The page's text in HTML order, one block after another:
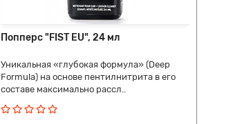
Попперс "FIST EU", 24 мл
Уникальная «глубокая формула» (Deep
Formula) на основе пентилнитрита в его
составе максимально рассл..